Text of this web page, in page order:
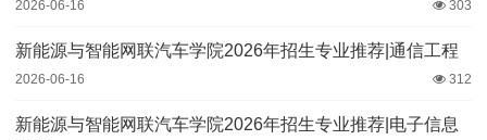
2026-06-16 303
新能源与智能网联汽车学院2026年招生专业推荐|通信工程
2026-06-16 312
新能源与智能网联汽车学院2026年招生专业推荐|电子信息